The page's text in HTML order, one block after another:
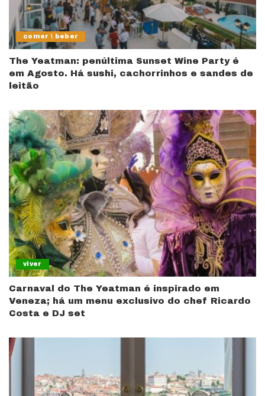
comer \ beber
The Yeatman: penúltima Sunset Wine Party é
em Agosto. Há sushi, cachorrinhos e sandes de
leitão
viver
Carnaval do The Yeatman é inspirado em
Veneza; há um menu exclusivo do chef Ricardo
Costa e DJ set